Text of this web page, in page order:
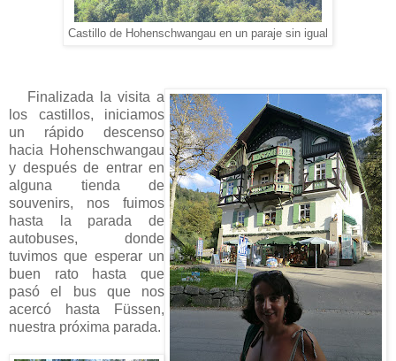
Castillo de Hohenschwangau en un paraje sin igual
Finalizada la visita a
los castillos, iniciamos
un rápido descenso
hacia Hohenschwangau
y después de entrar en
alguna tienda de
souvenirs, nos fuimos
hasta la parada de
autobuses, donde
tuvimos que esperar un
buen rato hasta que
pasó el bus que nos
acercó hasta Füssen,
nuestra próxima parada.